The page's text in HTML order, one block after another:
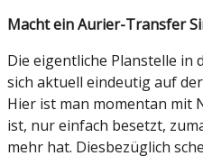
Macht ein Aurier-Transfer
Die eigentliche Planstelle in
sich aktuell eindeutig auf
Hier ist man momentan mit
ist, nur einfach besetzt,
mehr hat. Diesbezüglich